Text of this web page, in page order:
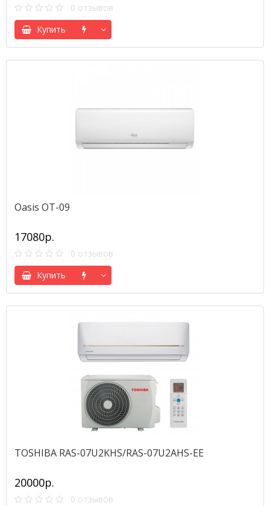
0 отзывов
Купить
Oasis OT-09
17080р.
0 отзывов
Купить
TOSHIBA RAS-07U2KHS/RAS-07U2AHS-EE
20000р.
0 отзывов